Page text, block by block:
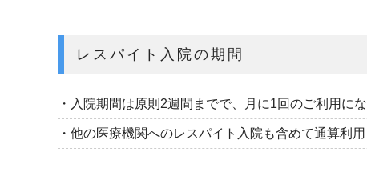
レスパイト入院の期間
・入院期間は原則2週間までで、月に1回のご利用にな
・他の医療機関へのレスパイト入院も含めて通算利